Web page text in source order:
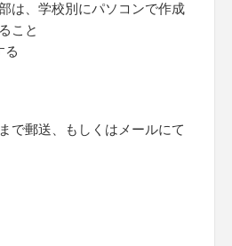
は、学校別にパソコンで作成
こと
る
で郵送、もしくはメールにて